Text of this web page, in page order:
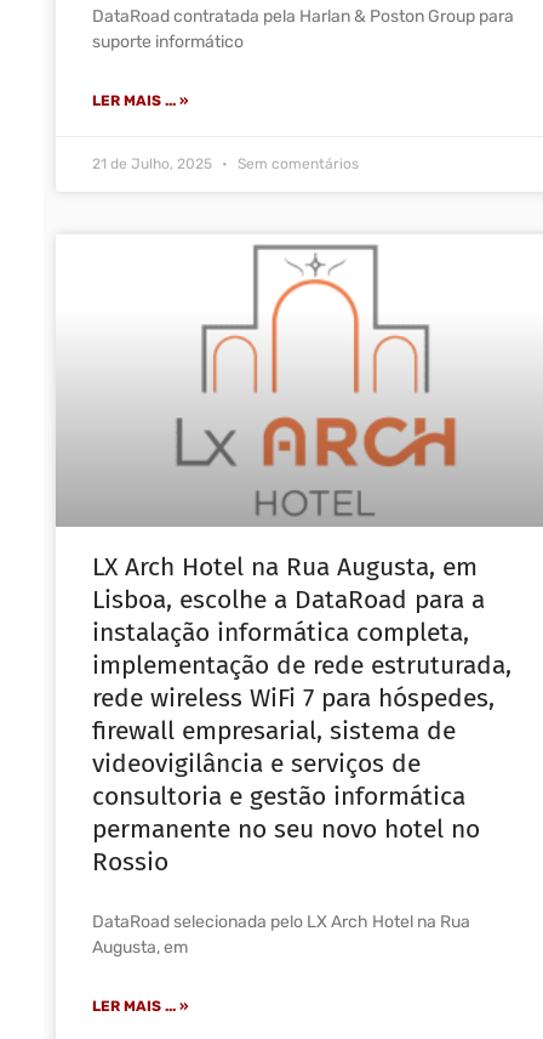
DataRoad contratada pela Harlan & Poston Group para
suporte informático
LER MAIS ... »
21 de Julho, 2025 Sem comentários
LX Arch Hotel na Rua Augusta, em
Lisboa, escolhe a DataRoad para a
instalação informática completa,
implementação de rede estruturada,
rede wireless WiFi 7 para hóspedes,
firewall empresarial, sistema de
videovigilância e serviços de
consultoria e gestão informática
permanente no seu novo hotel no
Rossio
DataRoad selecionada pelo LX Arch Hotel na Rua
Augusta, em
LER MAIS ... »